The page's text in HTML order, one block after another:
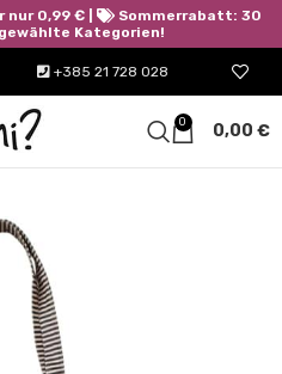
+385 21 728 028
0 0,00 €
0,99 € |
Sommerrabatt: 30
Kategorien!